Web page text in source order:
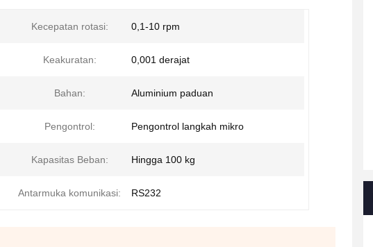
Kecepatan rotasi: 0,1-10 rpm
Keakuratan: 0,001 derajat
Bahan: Aluminium paduan
Pengontrol: Pengontrol langkah mikro
Kapasitas Beban: Hingga 100 kg
Antarmuka komunikasi: RS232